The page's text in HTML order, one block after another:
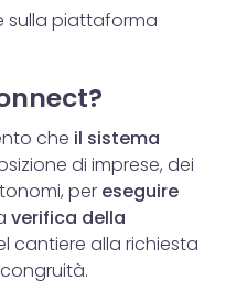
sulla piattaforma
che il sistema
di imprese, dei
per eseguire
verifica della
cantiere alla richiesta